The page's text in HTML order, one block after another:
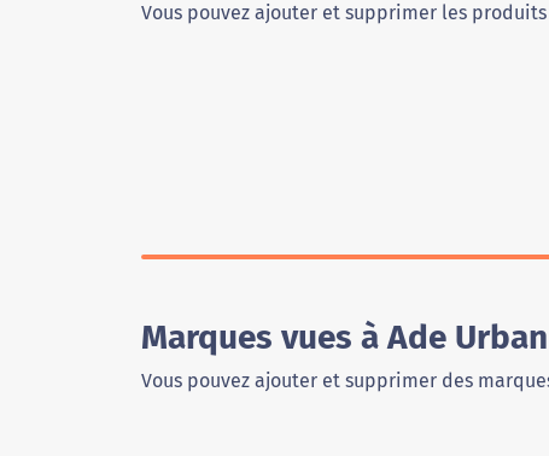
Vous pouvez ajouter et supprimer les
Marques vues à Ade
Vous pouvez ajouter et supprimer des